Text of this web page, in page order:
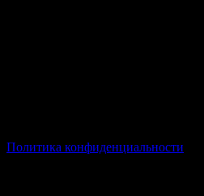
Политика конфиденциальности